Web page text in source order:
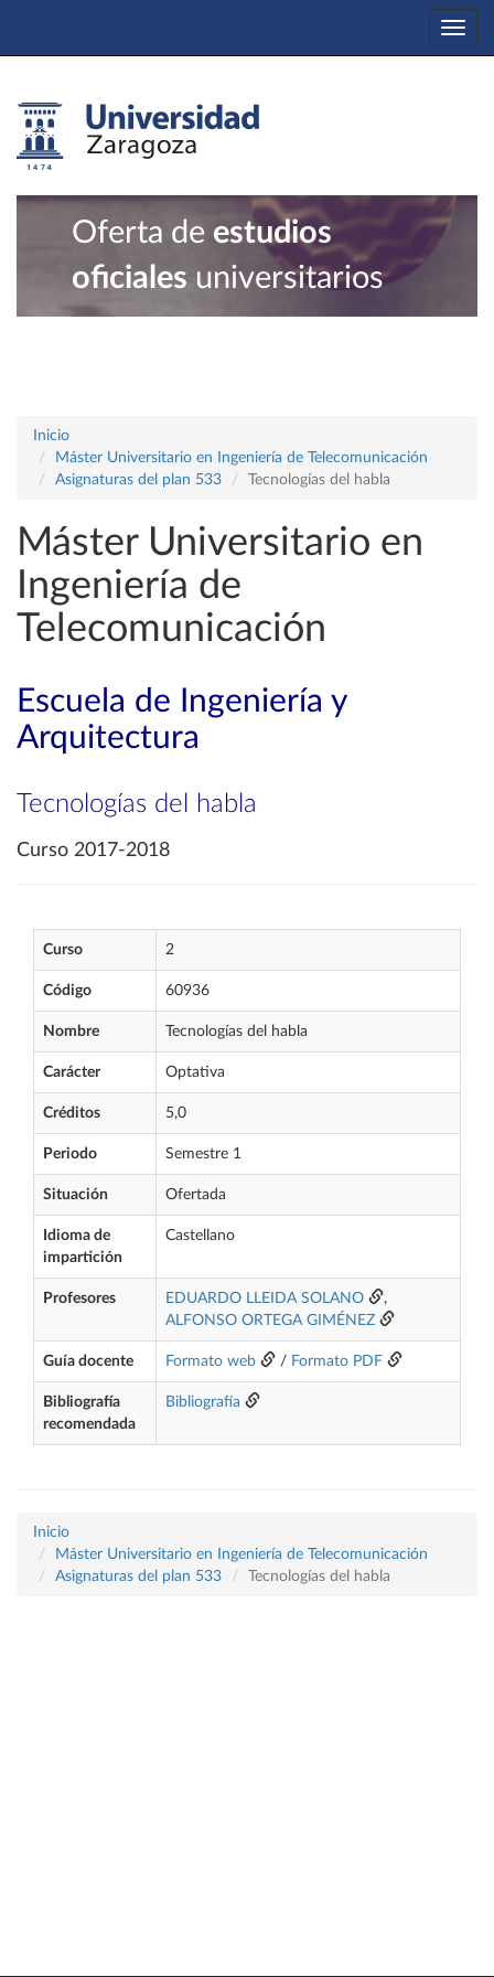
Oferta de estudios
oficiales universitarios
Inicio
Máster Universitario en Ingeniería de Telecomunicación
Asignaturas del plan 533
Tecnologías del habla
Máster Universitario en
Ingeniería de
Telecomunicación
Escuela de Ingeniería y
Arquitectura
Tecnologías del habla
Curso 2017-2018
Curso 2
Código 60936
Nombre Tecnologías del habla
Carácter Optativa
Créditos 5,0
Periodo Semestre 1
Situación Ofertada
Idioma de
impartición
Castellano
Profesores EDUARDO LLEIDA SOLANO
,
ALFONSO ORTEGA GIMÉNEZ
Guía docente Formato web / Formato PDF
Bibliografía
recomendada
Bibliografía
Inicio
Máster Universitario en Ingeniería de Telecomunicación
Asignaturas del plan 533
Tecnologías del habla